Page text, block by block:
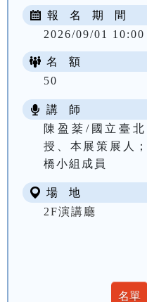
報 名 期 間
2026/09/01
名 額
50
講 師
陳盈棻/國立臺
授、本展策展人
橋小組成員
場 地
2F演講廳